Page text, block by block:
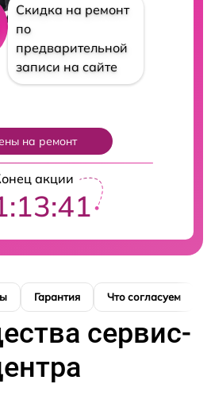
Скидка на ремонт
по
предварительной
записи на сайте
на ремонт
акции
Гарантия Что согласуем
сервис-